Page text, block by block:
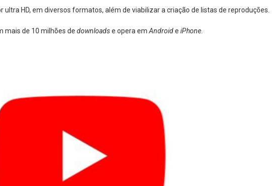
ultra HD, em diversos formatos, além de viabilizar a criação de listas de reproduções.
mais de 10 milhões de downloadse opera em Androide iPhone